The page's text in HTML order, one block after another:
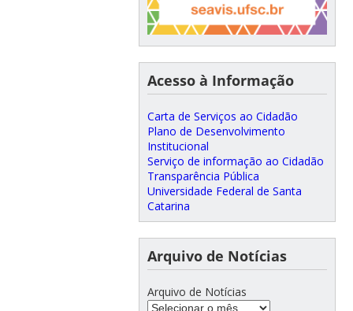
Acesso à Informação
Carta de Serviços ao Cidadão
Plano de Desenvolvimento
Institucional
Serviço de informação ao Cidadão
Transparência Pública
Universidade Federal de Santa
Catarina
Arquivo de Notícias
Arquivo de Notícias